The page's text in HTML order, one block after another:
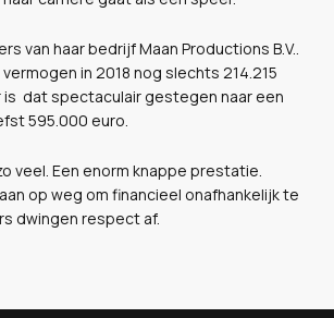
van haar bedrijf Maan Productions B.V..
in 2018 nog slechts 214.215
is dat spectaculair gestegen naar een
595.000 euro.
veel. Een enorm knappe prestatie.
op weg om financieel onafhankelijk te
dwingen respect af.